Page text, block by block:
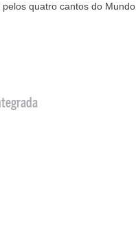
quatro cantos do Mundo,